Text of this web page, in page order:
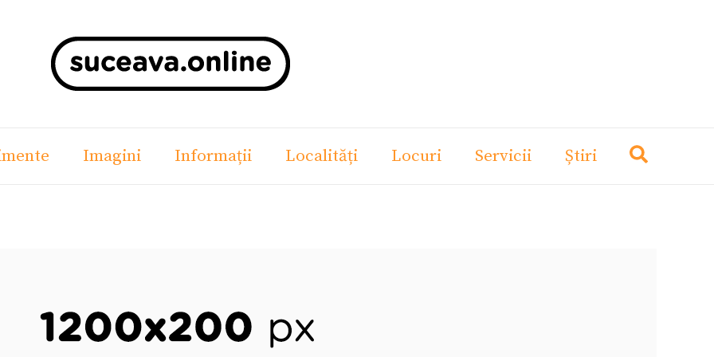
Imagini Informații Localități Locuri Servicii Știri